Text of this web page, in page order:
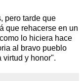
pero tarde que
que rehacerse en un
lo hiciera hace
al bravo pueblo
virtud y honor".